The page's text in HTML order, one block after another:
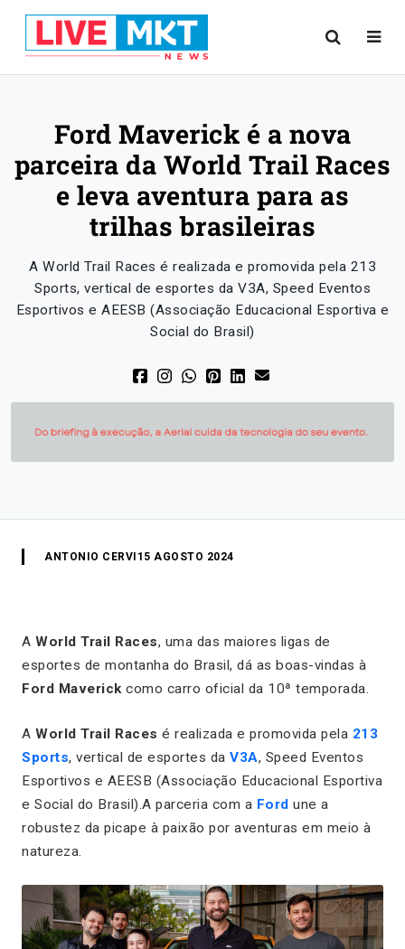
Ford Maverick é a nova
parceira da World Trail Races
e leva aventura para as
trilhas brasileiras
A World Trail Races é realizada e promovida pela 213
Sports, vertical de esportes da V3A, Speed Eventos
Esportivos e AEESB (Associação Educacional Esportiva e
Social do Brasil)
ANTONIO CERVI 15 AGOSTO 2024
A World Trail Races, uma das maiores ligas de
esportes de montanha do Brasil, dá as boas-vindas à
Ford Maverickcomo carro oficial da 10ª temporada.
A World Trail Races é realizada e promovida pela 213
Sports, vertical de esportes da V3A, Speed Eventos
Esportivos e AEESB (Associação Educacional Esportiva
e Social do Brasil).A parceria com a Ford une a
robustez da picape à paixão por aventuras em meio à
natureza.